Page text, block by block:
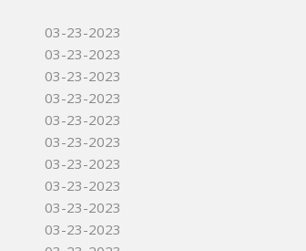
03-23-2023
03-23-2023
03-23-2023
03-23-2023
03-23-2023
03-23-2023
03-23-2023
03-23-2023
03-23-2023
03-23-2023